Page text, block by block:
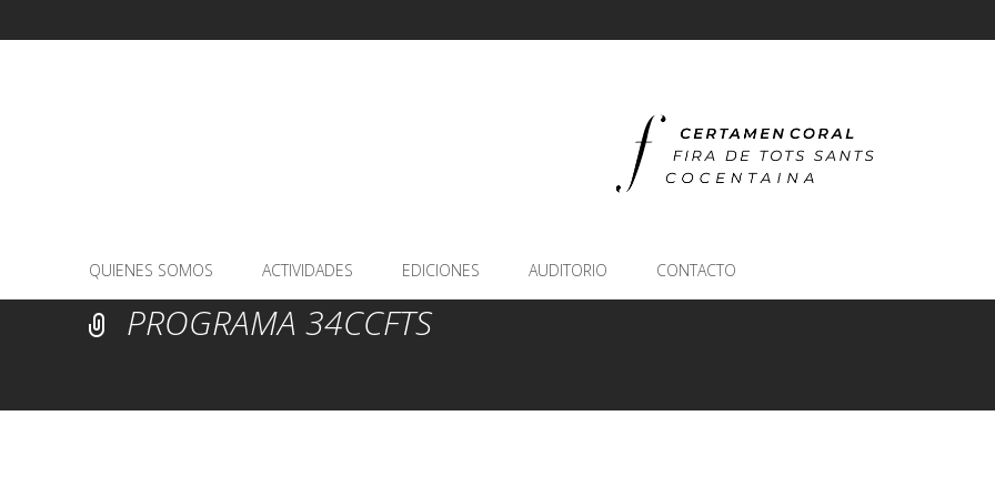
contenido
QUIENES SOMOS ACTIVIDADES EDICIONES AUDITORIO CONTACTO
PROGRAMA 34CCFTS